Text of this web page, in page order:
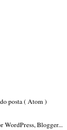
posta ( Atom )